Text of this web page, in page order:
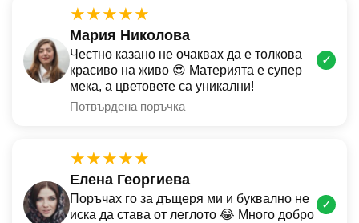
★★★★★
Мария Николова
Честно казано не очаквах да е толкова
красиво на живо 😍 Материята е супер
мека, а цветовете са уникални!
Потвърдена поръчка
✓
★★★★★
Елена Георгиева
Поръчах го за дъщеря ми и буквално не
иска да става от леглото 😂 Много добро
✓